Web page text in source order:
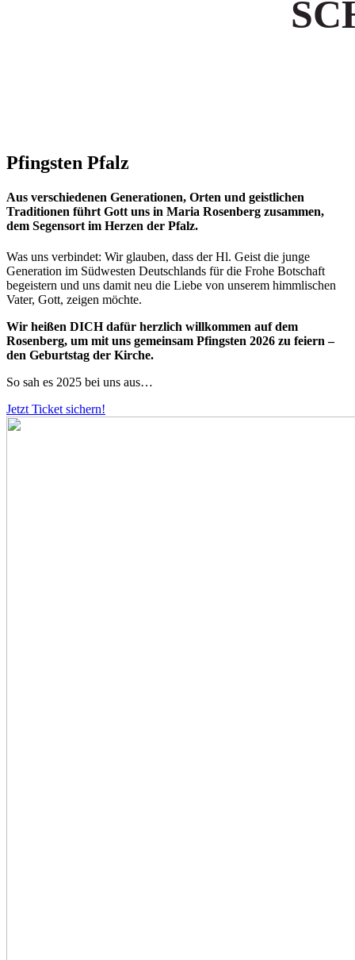
Pfingsten Pfalz
Aus verschiedenen Generationen, Orten und geistlichen
Traditionen führt Gott uns in Maria Rosenberg zusammen,
dem Segensort im Herzen der Pfalz.
Was uns verbindet: Wir glauben, dass der Hl. Geist die junge
Generation im Südwesten Deutschlands für die Frohe Botschaft
begeistern und uns damit neu die Liebe von unserem himmlischen
Vater, Gott, zeigen möchte.
Wir heißen DICH dafür herzlich willkommen auf dem
Rosenberg, um mit uns gemeinsam Pfingsten 2026 zu feiern –
den Geburtstag der Kirche.
So sah es 2025 bei uns aus…
Jetzt Ticket sichern!